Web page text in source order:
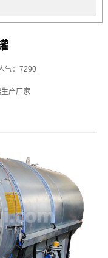
气：7290
产厂家